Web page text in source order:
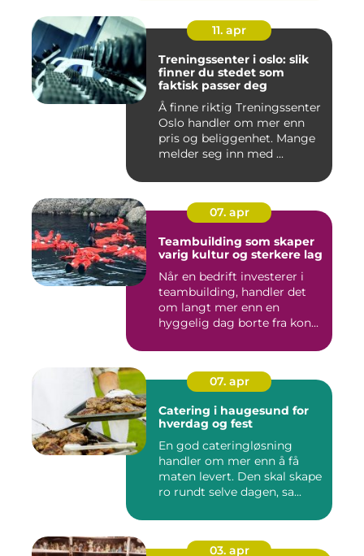
11. apr
Treningssenter i oslo: slik
finner du stedet som
faktisk passer deg
Å finne riktig Treningssenter
Oslo handler om mer enn
pris og beliggenhet. Mange
melder seg inn med ...
07. apr
Teambuilding som skaper
varig kultur og sterkere lag
Når en bedrift investerer i
teambuilding, handler det
om langt mer enn en
hyggelig dag borte fra kon...
07. apr
Catering i haugesund for
hverdag og fest
En god cateringløsning
handler om mer enn å få
maten levert. Den skal skape
ro rundt selve dagen, sa...
03. apr